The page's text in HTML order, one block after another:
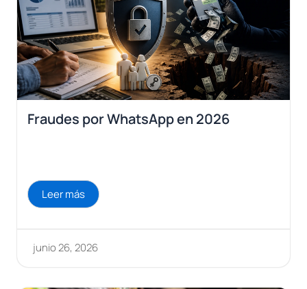
Fraudes por WhatsApp en 2026
junio 26, 2026
Leer más